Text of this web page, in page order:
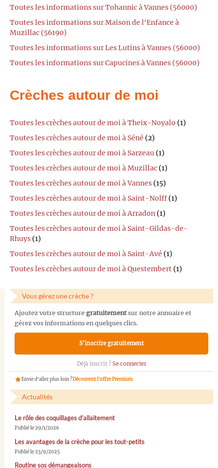
Toutes les informations sur Tohannic à Vannes (56000)
Toutes les informations sur Maison de l'Enfance à
Muzillac (56190)
Toutes les informations sur Les Lutins à Vannes (56000)
Toutes les informations sur Capucines à Vannes (56000)
Crèches autour de moi
Toutes les crèches autour de moi à Theix-Noyalo (1)
Toutes les crèches autour de moi à Séné (2)
Toutes les crèches autour de moi à Sarzeau (1)
Toutes les crèches autour de moi à Muzillac (1)
Toutes les crèches autour de moi à Vannes (15)
Toutes les crèches autour de moi à Saint-Nolff(1)
Toutes les crèches autour de moi à Arradon (1)
Toutes les crèches autour de moi à Saint-Gildas-de-
Rhuys (1)
Toutes les crèches autour de moi à Saint-Avé (1)
Toutes les crèches autour de moi à Questembert (1)
Vous gérez une crèche ?
Ajoutez votre structure gratuitementsur notre annuaire et
gérez vos informations en quelques clics.
S'inscrire gratuitement
Déjà inscrit ? Se connecter
Envie d'aller plus loin ?Découvrez l'offre Premium
Actualités
Le rôle des coquillages d’allaitement
Publié le 29/1/2026
Les avantages de la crèche pour les tout-petits
Publié le 23/9/2025
Routine sos démangeaisons